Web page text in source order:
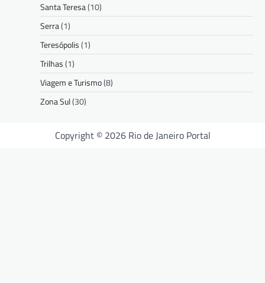
Santa Teresa(10)
Serra(1)
Teresópolis(1)
Trilhas(1)
Viagem e Turismo(8)
Zona Sul(30)
Copyright © 2026 Rio de Janeiro Portal